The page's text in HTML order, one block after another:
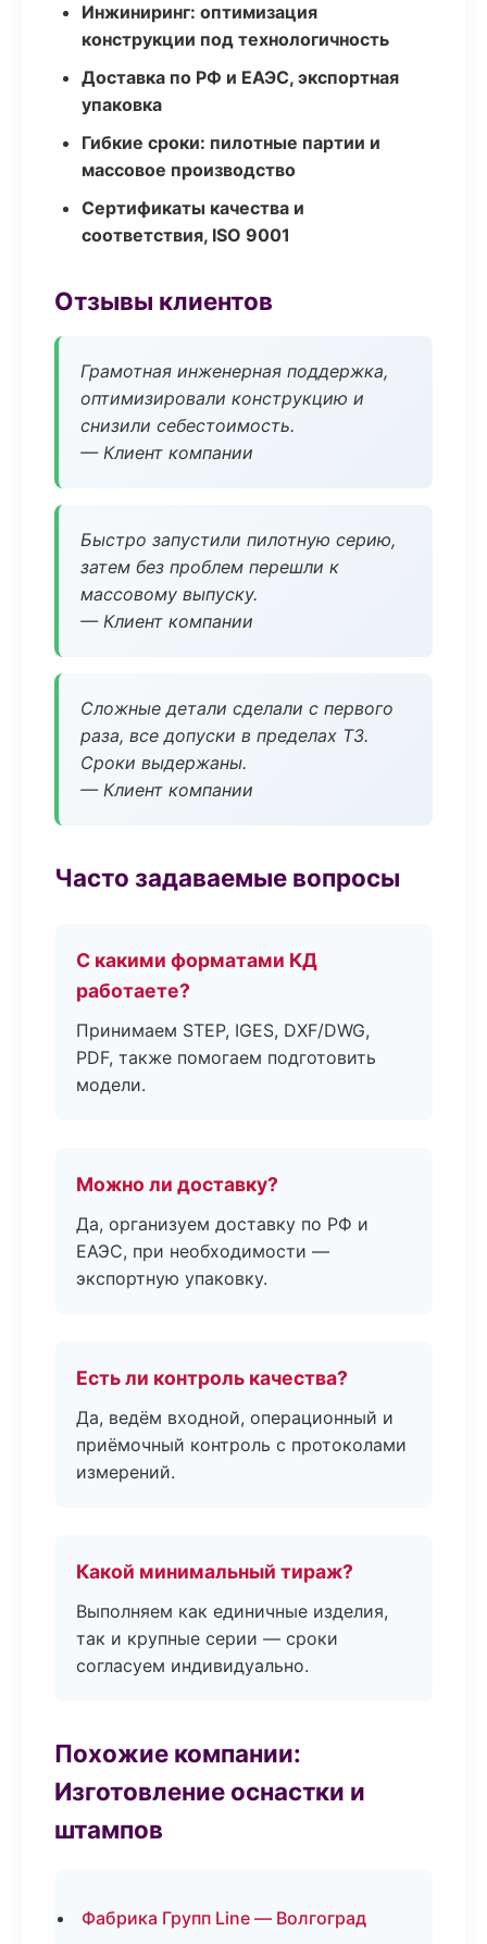
Инжиниринг: оптимизация
конструкции под технологичность
Доставка по РФ и ЕАЭС, экспортная
упаковка
Гибкие сроки: пилотные партии и
массовое производство
Сертификаты качества и
соответствия, ISO 9001
Отзывы клиентов
Грамотная инженерная поддержка,
оптимизировали конструкцию и
снизили себестоимость.
— Клиент компании
Быстро запустили пилотную серию,
затем без проблем перешли к
массовому выпуску.
— Клиент компании
Сложные детали сделали с первого
раза, все допуски в пределах ТЗ.
Сроки выдержаны.
— Клиент компании
Часто задаваемые вопросы
С какими форматами КД
работаете?
Принимаем STEP, IGES, DXF/DWG,
PDF, также помогаем подготовить
модели.
Можно ли доставку?
Да, организуем доставку по РФ и
ЕАЭС, при необходимости —
экспортную упаковку.
Есть ли контроль качества?
Да, ведём входной, операционный и
приёмочный контроль с протоколами
измерений.
Какой минимальный тираж?
Выполняем как единичные изделия,
так и крупные серии — сроки
согласуем индивидуально.
Похожие компании:
Изготовление оснастки и
штампов
Фабрика Групп Line — Волгоград